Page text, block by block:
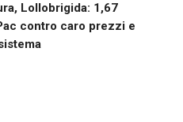
Lollobrigida: 1,67
contro caro prezzi e